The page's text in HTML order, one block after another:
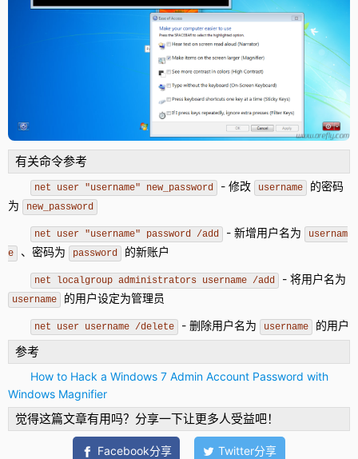
有关命令参考
net user "username" new_password - 修改 username
的密码
为
new_password
net user "username" password /add - 新增用户名为
usernam
e
、密码为 password 的新账户
net localgroup administrators username /add - 将用户名为
username 的用户设定为管理员
net user username /delete - 删除用户名为 username 的用户
参考
How to Hack a Windows 7 Admin Account Password with
Windows Magnifier
觉得这篇文章有用吗？分享一下让更多人受益吧！
Facebook分享 Twitter分享